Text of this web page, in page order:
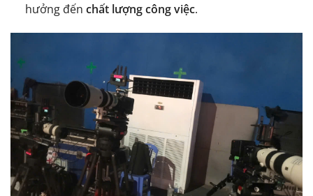
hưởng đến chất lượng công việc.